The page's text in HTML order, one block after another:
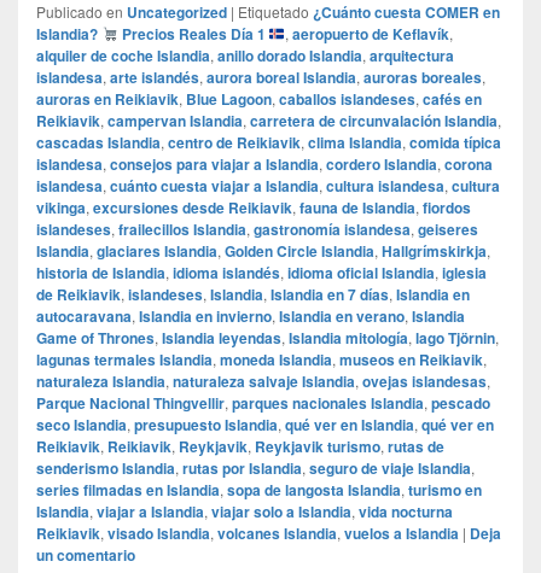
Publicado en Uncategorized | Etiquetado ¿Cuánto cuesta COMER en
Islandia?
Precios Reales Día 1 ,aeropuerto de Keflavík,
alquiler de coche Islandia, anillo dorado Islandia, arquitectura
islandesa, arte islandés, aurora boreal Islandia, auroras boreales,
auroras en Reikiavik, Blue Lagoon, caballos islandeses, cafés en
Reikiavik, campervan Islandia, carretera de circunvalación Islandia,
cascadas Islandia, centro de Reikiavik, clima Islandia, comida típica
islandesa, consejos para viajar a Islandia, cordero Islandia, corona
islandesa, cuánto cuesta viajar a Islandia, cultura islandesa, cultura
vikinga, excursiones desde Reikiavik, fauna de Islandia, fiordos
islandeses, frailecillos Islandia, gastronomía islandesa, geiseres
Islandia, glaciares Islandia, Golden Circle Islandia, Hallgrímskirkja,
historia de Islandia, idioma islandés, idioma oficial Islandia, iglesia
de Reikiavik, islandeses, Islandia, Islandia en 7 días, Islandia en
autocaravana, Islandia en invierno, Islandia en verano, Islandia
Game of Thrones, Islandia leyendas, Islandia mitología, lago Tjörnin,
lagunas termales Islandia, moneda Islandia, museos en Reikiavik,
naturaleza Islandia, naturaleza salvaje Islandia, ovejas islandesas,
Parque Nacional Thingvellir, parques nacionales Islandia, pescado
seco Islandia, presupuesto Islandia, qué ver en Islandia, qué ver en
Reikiavik, Reikiavik, Reykjavik, Reykjavik turismo, rutas de
senderismo Islandia, rutas por Islandia, seguro de viaje Islandia,
series filmadas en Islandia, sopa de langosta Islandia, turismo en
Islandia, viajar a Islandia, viajar solo a Islandia, vida nocturna
Reikiavik, visado Islandia, volcanes Islandia, vuelos a Islandia | Deja
un comentario